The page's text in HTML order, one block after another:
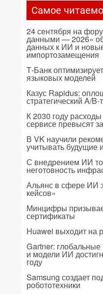
Самое
24 сентября на
данными — 2026»
данных к ИИ и
импортозамещения
Т-Банк
языковых моделей
Казус Rapidus:
стратегический A/B-
К 2030 году
сервисе превысят
В VK научили
учитывать будущие
С внедрением ИИ
неготовность
Альянс в сфере ИИ
кейсов»
Минцифры
сертификаты
Huawei выходит на
Gartner:
и модели ИИ
году
Samsung создает
робототехники